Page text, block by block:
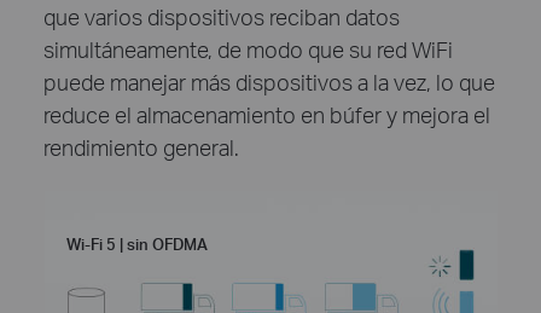
que varios dispositivos reciban datos
simultáneamente, de modo que su red WiFi
puede manejar más dispositivos a la vez, lo que
reduce el almacenamiento en búfer y mejora el
rendimiento general.
Wi-Fi 5 | sin OFDMA